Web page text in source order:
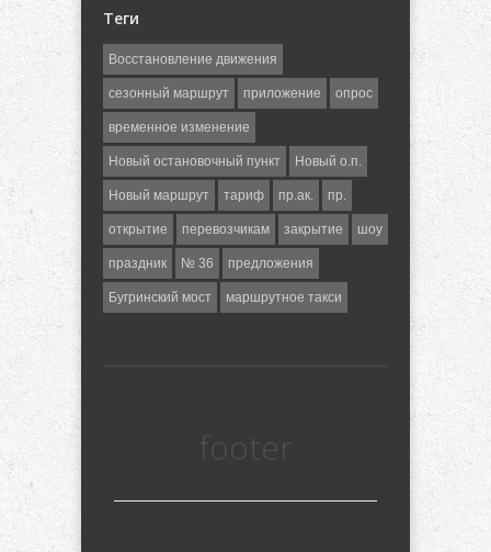
Теги
Восстановление движения
сезонный маршрут приложение опрос
временное изменение
Новый остановочный пункт Новый о.п.
Новый маршрут тариф пр.ак. пр.
открытие перевозчикам закрытие шоу
праздник № 36 предложения
Бугринский мост маршрутное такси
footer